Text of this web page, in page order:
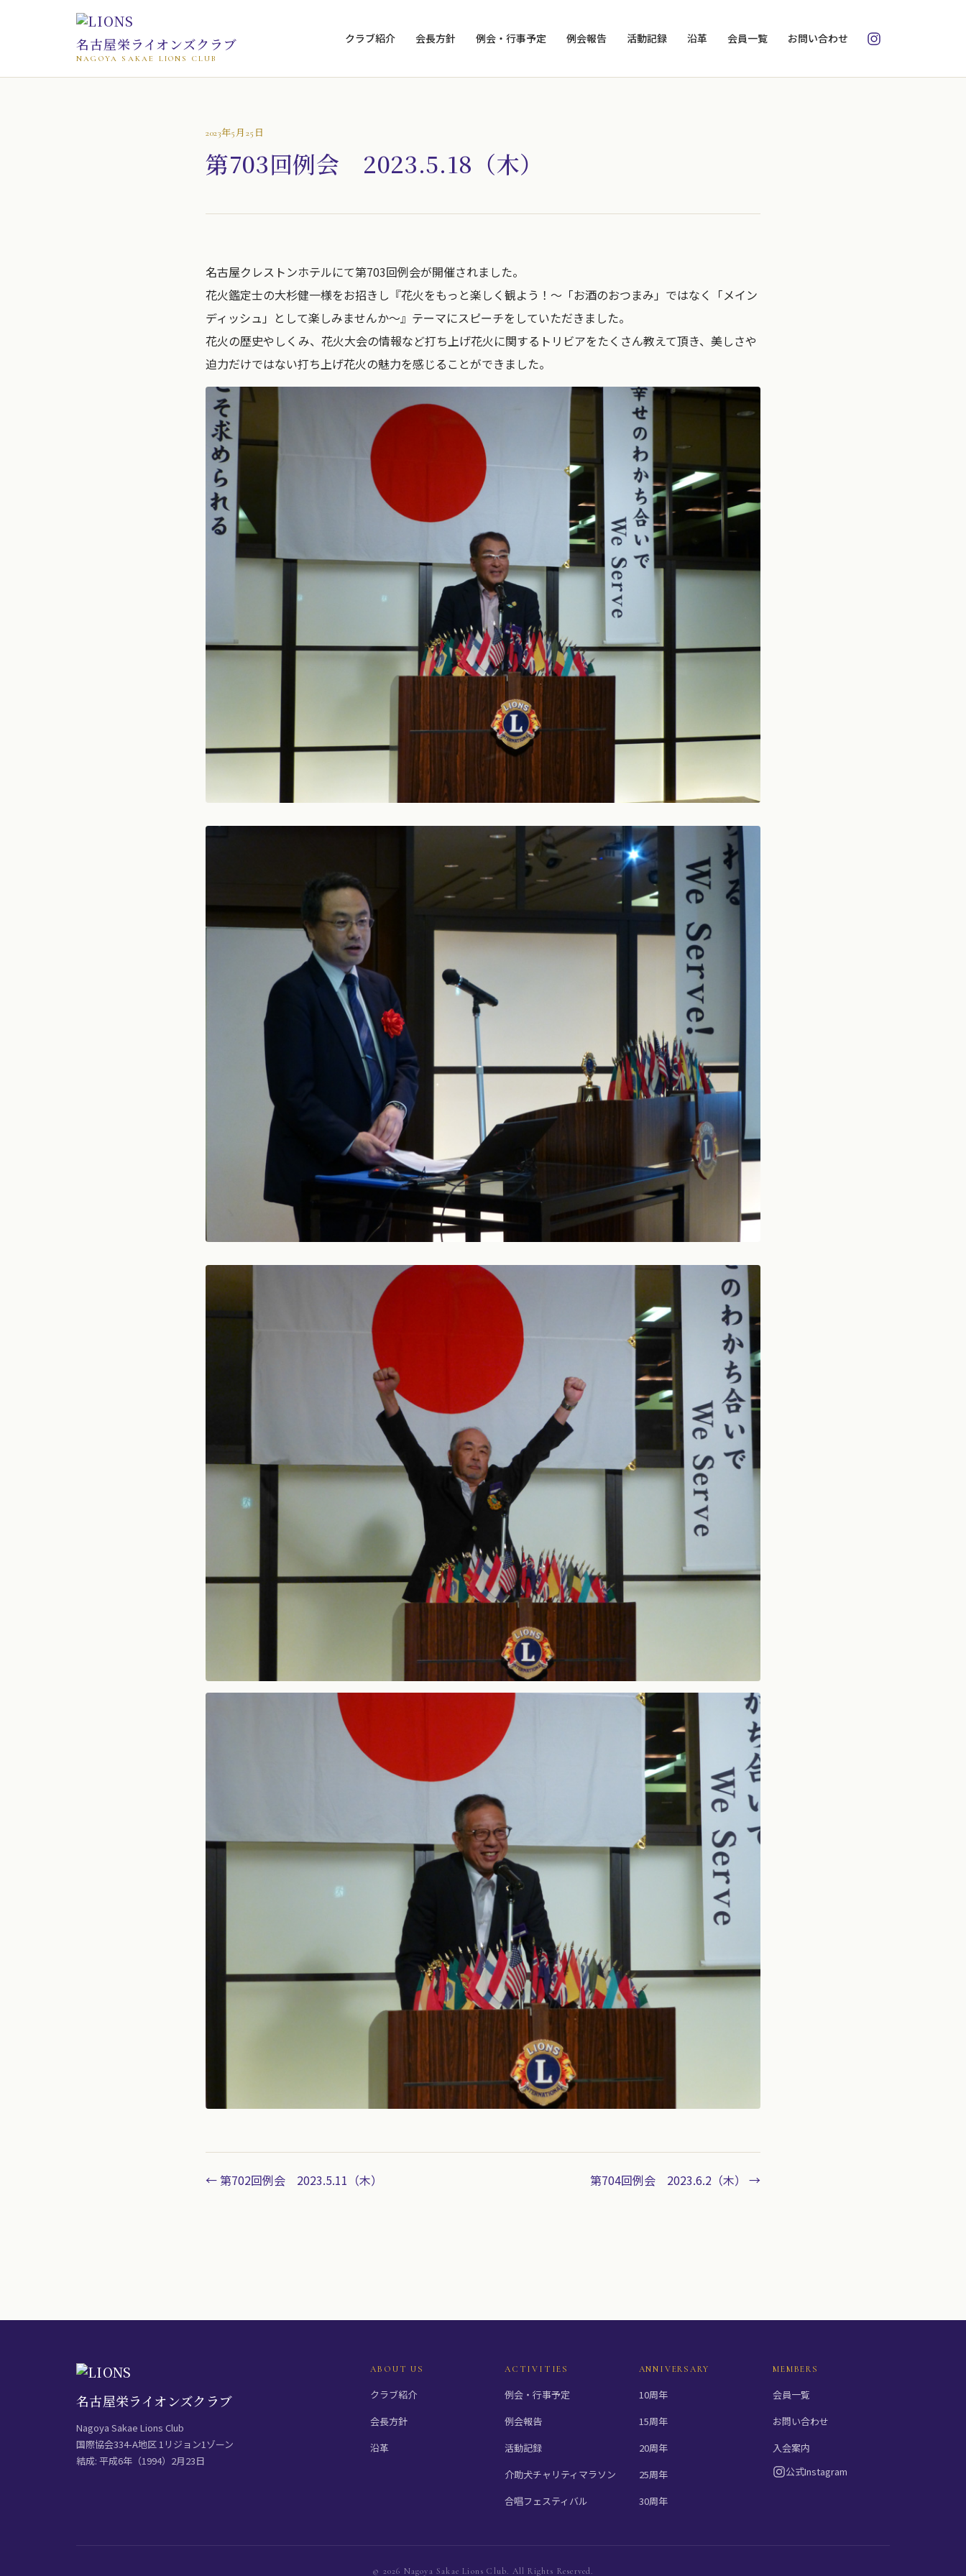
名古屋栄ライオンズクラブ
NAGOYA SAKAE LIONS CLUB
クラブ紹介 会長方針 例会・行事予定 例会報告 活動記録 沿革 会員一覧 お問い合わせ
公式Instagram
2023年5月25日
第703回例会 2023.5.18（木）
名古屋クレストンホテルにて第703回例会が開催されました。
花火鑑定士の大杉健一様をお招きし『花火をもっと楽しく観よう！～「お酒のおつまみ」ではなく「メイン
ディッシュ」として楽しみませんか～』テーマにスピーチをしていただきました。
花火の歴史やしくみ、花火大会の情報など打ち上げ花火に関するトリビアをたくさん教えて頂き、美しさや
迫力だけではない打ち上げ花火の魅力を感じることができました。
← 第702回例会 2023.5.11（木） 第704回例会 2023.6.2（木） →
名古屋栄ライオンズクラブ
Nagoya Sakae Lions Club
国際協会334-A地区 1リジョン1ゾーン
結成: 平成6年（1994）2月23日
ABOUT US
クラブ紹介
会長方針
沿革
ACTIVITIES
例会・行事予定
例会報告
活動記録
介助犬チャリティマラソン
合唱フェスティバル
ANNIVERSARY
10周年
15周年
20周年
25周年
30周年
MEMBERS
会員一覧
お問い合わせ
入会案内
公式Instagram
© 2026 Nagoya Sakae Lions Club. All Rights Reserved.